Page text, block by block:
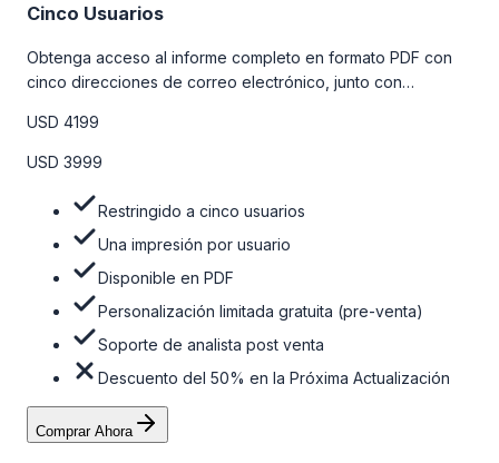
Cinco Usuarios
Obtenga acceso al informe completo en formato PDF con
cinco direcciones de correo electrónico, junto con
venta y el soporte post-venta de nuestros analistas. Para
obtener más información, consulte la tabla de precios a
USD 4199
USD 3999
Restringido a cinco usuarios
Una impresión por usuario
Disponible en PDF
Personalización limitada gratuita (pre-venta)
Soporte de analista post venta
Descuento del 50% en la Próxima Actualización
Comprar Ahora